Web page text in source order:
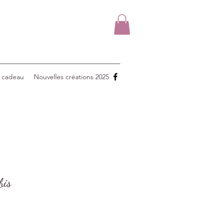
Nouvelles créations 2025